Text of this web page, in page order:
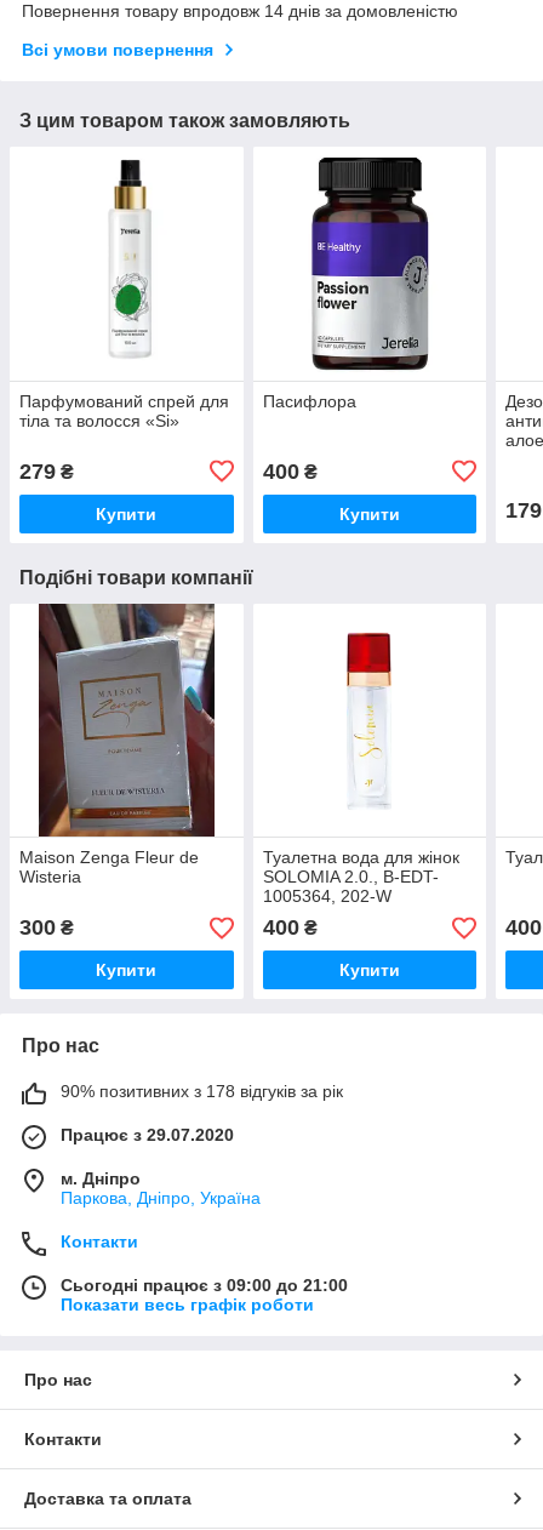
Повернення товару впродовж 14 днів за домовленістю
Всі умови повернення
З цим товаром також замовляють
Парфумований спрей для
тіла та волосся «Si»
279 ₴
Купити
Пасифлора
400₴
Купити 179
Подібні товари компанії
Maison Zenga Fleur de
Wisteria
300 ₴
Купити
Туалетна вода для жінок
SOLOMIA 2.0., B-EDT-
1005364, 202-W
400₴
Купити
400
Про нас
90% позитивних з 178 відгуків за рік
Працює з 29.07.2020
м. Дніпро
Паркова, Дніпро, Україна
Контакти
Сьогодні працює з 09:00 до 21:00
Показати весь графік роботи
Про нас
Контакти
Доставка та оплата